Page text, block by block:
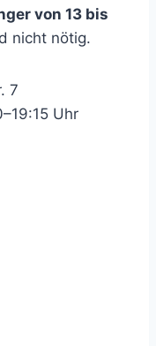
von 13 bis
nicht nötig.
7
Uhr